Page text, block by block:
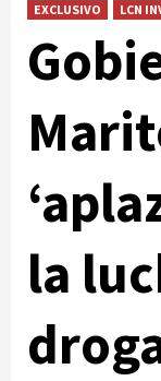
EXCLUSIVO LCN
la